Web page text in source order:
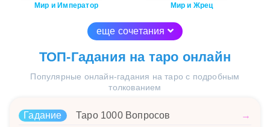
Мир и Император Мир и Жрец
еще сочетания
ТОП-Гадания на таро онлайн
Популярные онлайн-гадания на таро с подробным
толкованием
Гадание Таро 1000 Вопросов
→